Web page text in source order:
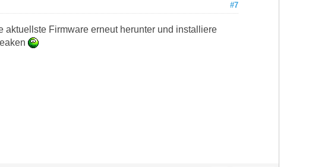
#7
Firmware erneut herunter und installiere